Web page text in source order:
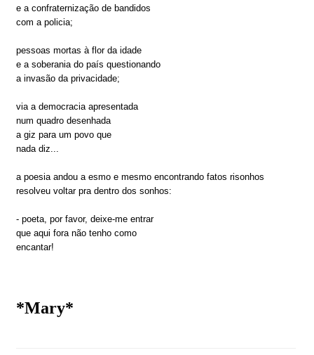
e a confraternização de bandidos
com a policia;
pessoas mortas à flor da idade
e a soberania do país questionando
a invasão da privacidade;
via a democracia apresentada
num quadro desenhada
a giz para um povo que
nada diz...
a poesia andou a esmo e mesmo encontrando fatos risonhos
resolveu voltar pra dentro dos sonhos:
- poeta, por favor, deixe-me entrar
que aqui fora não tenho como
encantar!
*Mary*